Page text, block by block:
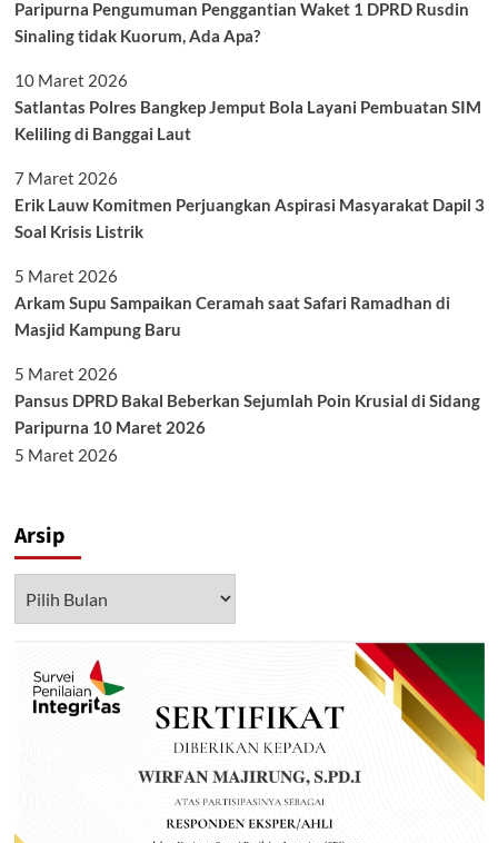
Paripurna Pengumuman Penggantian Waket 1 DPRD Rusdin
Sinaling tidak Kuorum, Ada Apa?
10 Maret 2026
Satlantas Polres Bangkep Jemput Bola Layani Pembuatan SIM
Keliling di Banggai Laut
7 Maret 2026
Erik Lauw Komitmen Perjuangkan Aspirasi Masyarakat Dapil 3
Soal Krisis Listrik
5 Maret 2026
Arkam Supu Sampaikan Ceramah saat Safari Ramadhan di
Masjid Kampung Baru
5 Maret 2026
Pansus DPRD Bakal Beberkan Sejumlah Poin Krusial di Sidang
Paripurna 10 Maret 2026
5 Maret 2026
Arsip